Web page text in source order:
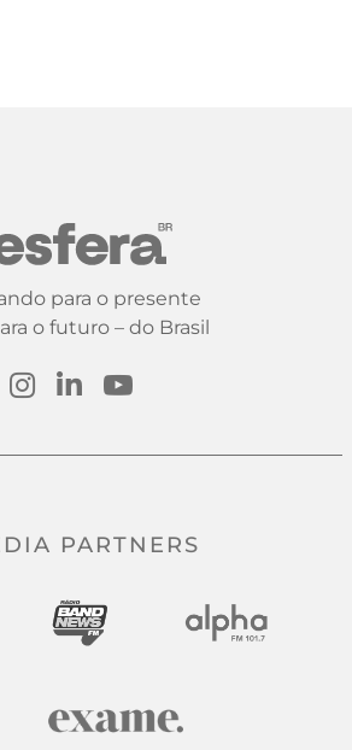
para o presente
o futuro – do Brasil
PARTNERS